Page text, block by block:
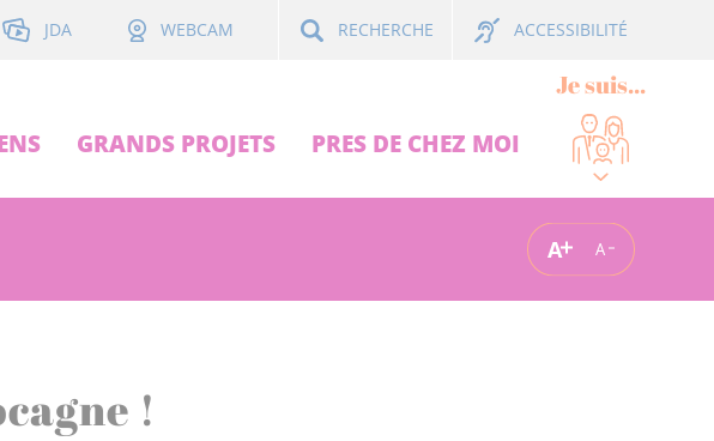
JDA WEBCAM RECHERCHE ACCESSIBILITÉ
GRANDS PROJETS PRES DE CHEZ MOI
Je suis...
A A
!